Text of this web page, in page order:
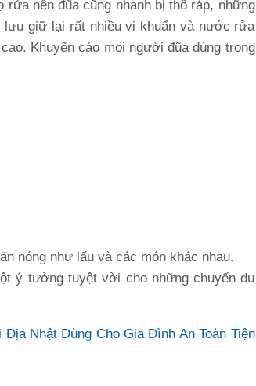
nên đũa cũng nhanh bị thô ráp, những
lưu giữ lại rất nhiều vi khuẩn và nước rửa
Khuyến cáo mọi người đũa dùng trong
nóng như lẩu và các món khác nhau.
ý tưởng tuyệt vời cho những chuyến du
Nhật Dùng Cho Gia Đình An Toàn Tiện